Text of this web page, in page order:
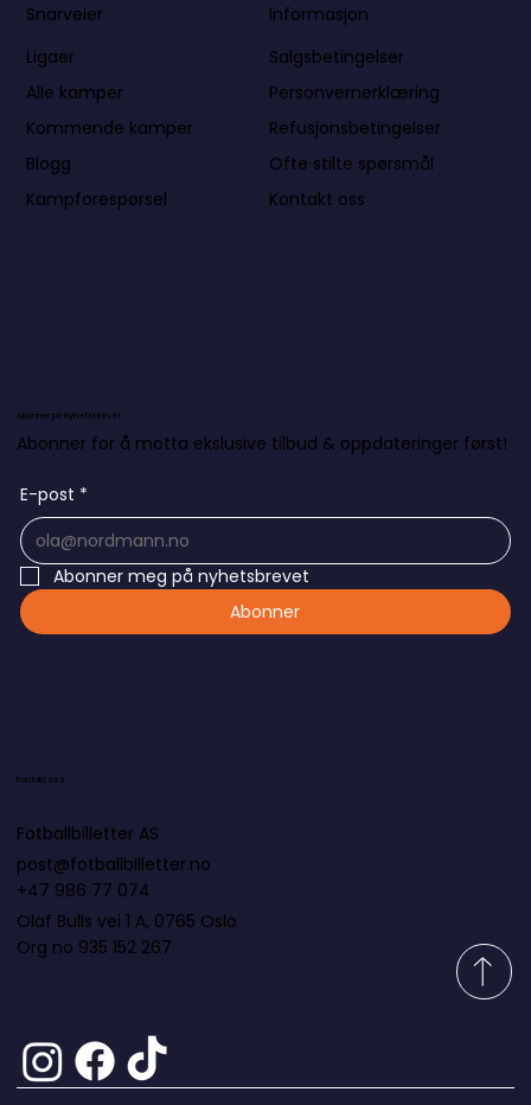
Snarveier
Ligaer
Alle kamper
Kommende kamper
Blogg
Kampforespørsel
Informasjon
Salgsbetingelser
Personvernerklæring
Refusjonsbetingelser
Ofte stilte spørsmål
Kontakt oss
Abonner på nyhetsbrevet
Abonner for å motta ekslusive tilbud & oppdateringer først!
E-post *
Abonner meg på nyhetsbrevet
Abonner
Kontakt oss
Fotballbilletter AS
post@fotballbilletter.no
+47 986 77 074
Olaf Bulls vei 1 A, 0765 Oslo
Org no 935 152 267